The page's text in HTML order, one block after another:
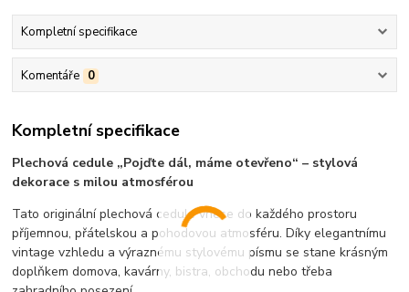
Kompletní specifikace
Komentáře 0
Kompletní specifikace
Plechová cedule „Pojďte dál, máme otevřeno“ – stylová
dekorace s milou atmosférou
Tato originální plechová cedulevnese do každého prostoru
příjemnou, přátelskou a pohodovou atmosféru. Díky elegantnímu
vintage vzhledu a výraznému stylovému písmu se stane krásným
doplňkem domova, kavárny, bistra, obchodu nebo třeba